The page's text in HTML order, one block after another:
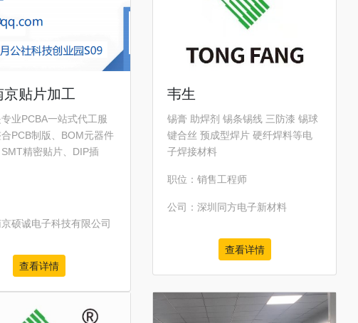
京贴片加工
业PCBA一站式代工服
PCB制版、BOM元器件
精密贴片、DIP插
硕诚电子科技有限公司
查看详情
韦生
锡膏 助焊剂 锡条锡线 三防漆 锡球
键合丝 预成型焊片 硬纤焊料等电
子焊接材料
职位：销售工程师
公司：深圳同方电子新材料
查看详情